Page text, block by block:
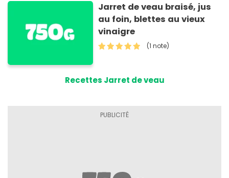
Jarret de veau braisé, jus
au foin, blettes au vieux
vinaigre
(1 note)
Recettes Jarret de veau